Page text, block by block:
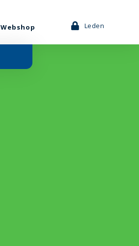
Webshop Leden